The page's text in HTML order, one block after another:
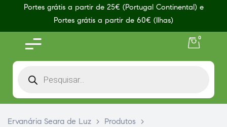
Portes grátis a partir de 25€ (Portugal Continental) e
Portes grátis a partir de 60€ (Ilhas)
0
Ervanária Seara de Luz > Produtos
>